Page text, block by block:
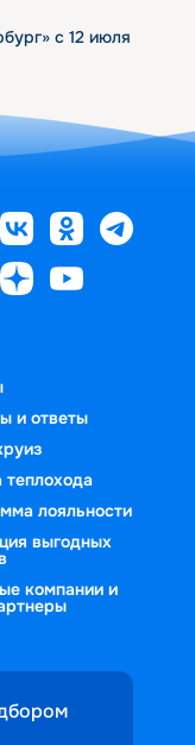
с 12 июля
и ответы
лояльности
выгодных
компании и